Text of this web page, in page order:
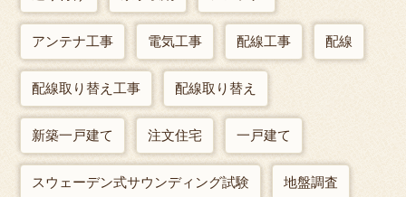
アンテナ工事 電気工事 配線工事 配線
配線取り替え工事 配線取り替え
新築一戸建て 注文住宅 一戸建て
スウェーデン式サウンディング試験 地盤調査